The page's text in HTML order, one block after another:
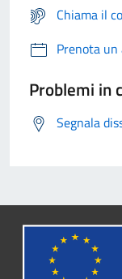
Chiama il
Prenota
Problemi in
Segnala